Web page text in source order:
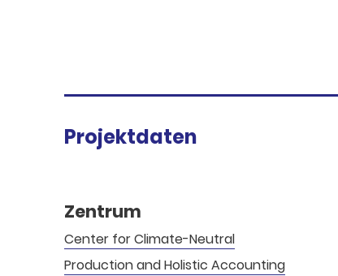
Projektdaten
Zentrum
Center for Climate-Neutral
Production and Holistic Accounting